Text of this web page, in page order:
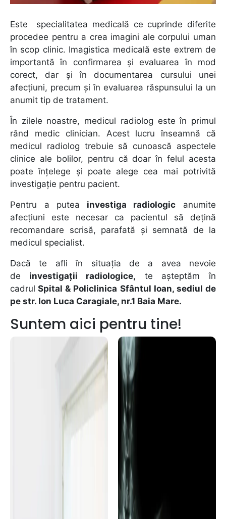
Este specialitatea medicală ce cuprinde diferite
procedee pentru a crea imagini ale corpului uman
în scop clinic. Imagistica medicală este extrem de
importantă în confirmarea și evaluarea în mod
corect, dar și în documentarea cursului unei
afecțiuni, precum și în evaluarea răspunsului la un
anumit tip de tratament.
În zilele noastre, medicul radiolog este în primul
rând medic clinician. Acest lucru înseamnă că
medicul radiolog trebuie să cunoască aspectele
clinice ale bolilor, pentru că doar în felul acesta
poate înțelege și poate alege cea mai potrivită
investigație pentru pacient.
Pentru a putea investiga radiologic anumite
afecțiuni este necesar ca pacientul să dețină
recomandare scrisă, parafată și semnată de la
medicul specialist.
Dacă te afli în situația de a avea nevoie
de investigații radiologice, te așteptăm în
cadrul Spital & Policlinica Sfântul Ioan, sediul de
pe str. Ion Luca Caragiale, nr.1 Baia Mare.
Suntem aici pentru tine!